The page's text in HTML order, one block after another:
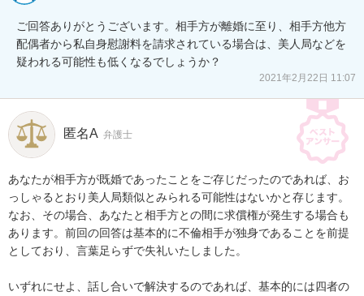
ご回答ありがとうございます。相手方が離婚に至り、相手方他方
配偶者から私自身慰謝料を請求されている場合は、美人局などを
疑われる可能性も低くなるでしょうか？
2021年2月22日 11:07
匿名A 弁護士
あなたが相手方が既婚であったことをご存じだったのであれば、お
っしゃるとおり美人局類似とみられる可能性はないかと存じます。
なお、その場合、あなたと相手方との間に求償権が発生する場合も
あります。前回の回答は基本的に不倫相手が独身であることを前提
としており、言葉足らずで失礼いたしました。
いずれにせよ、話し合いで解決するのであれば、基本的には四者の